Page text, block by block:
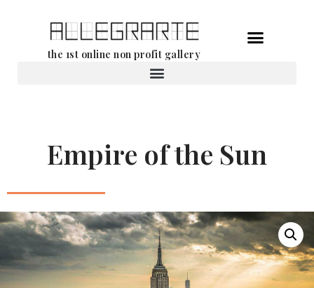
the 1st online non profit gallery
Empire of the Sun